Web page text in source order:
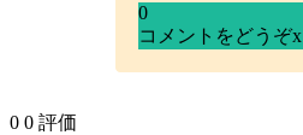
0
コメントをどうぞx
0 0 評価